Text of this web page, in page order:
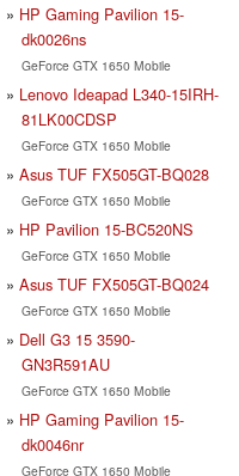
HP Gaming Pavilion 15-
dk0026ns
GeForce GTX 1650 Mobile
Lenovo Ideapad L340-15IRH-
81LK00CDSP
GeForce GTX 1650 Mobile
Asus TUF FX505GT-BQ028
GeForce GTX 1650 Mobile
HP Pavilion 15-BC520NS
GeForce GTX 1650 Mobile
Asus TUF FX505GT-BQ024
GeForce GTX 1650 Mobile
Dell G3 15 3590-
GN3R591AU
GeForce GTX 1650 Mobile
HP Gaming Pavilion 15-
dk0046nr
GeForce GTX 1650 Mobile